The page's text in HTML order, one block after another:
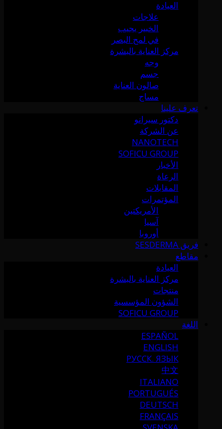
العيادة
علاجات
الخبير يجيب
في لمح البصر
مركز العناية بالبشرة
وجه
جسم
صالون العناية
مساج
تعرف علينا
دكتور سيرانو
عن الشركة
NANOTECH
SOFICU GROUP
الأخبار
الرعاة
المقابلات
المؤتمرات
الأمريكتين
آسيا
أوروبا
فريق SESDERMA
مقاطع
العيادة
مركز العناية بالبشرة
منتجات
الشؤون المؤسسية
SOFICU GROUP
اللغة
ESPAÑOL
ENGLISH
РУССК. ЯЗЫК
中文
ITALIANO
PORTUGUÉS
DEUTSCH
FRANÇAIS